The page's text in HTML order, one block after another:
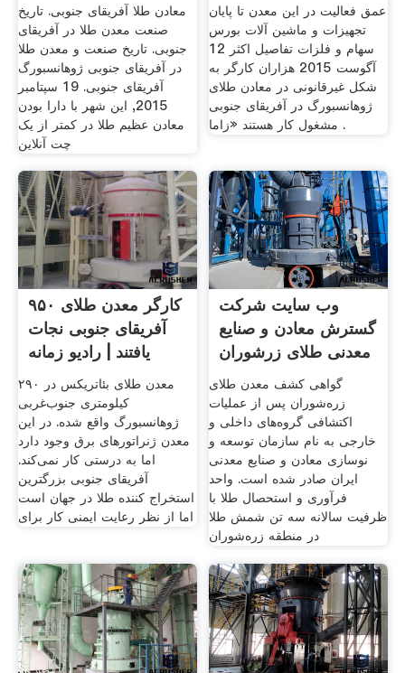
معادن طلا آفریقای جنوبی. تاریخ
صنعت معدن طلا در آفریقای
جنوبی. تاریخ صنعت و معدن طلا
در آفریقای جنوبی ژوهانسبورگ
آفریقای جنوبی. 19 سپتامبر
2015, این شهر با دارا بودن
معادن عظیم طلا در کمتر از یک
چت آنلاین
عمق فعاليت در اين معدن تا پايان
تجهيزات و ماشين آلات بورس
سهام و فلزات تفاصيل اكثر 12
آگوست 2015 هزاران کارگر به
شکل غیرقانونی در معادن طلای
ژوهانسبورگ در آفریقای جنوبی
مشغول کار هستند «زاما .
۹۵۰ کارگر معدن طلای
آفریقای جنوبی نجات
یافتند | رادیو زمانه
معدن طلای بئاتریکس در ۲۹۰
کیلومتری جنوب‌غربی
ژوهانسبورگ واقع شده. در این
معدن ژنراتورهای برق وجود دارد
اما به درستی کار نمی‌کند.
آفریقای جنوبی بزرگترین
استخراج کننده طلا در جهان است
اما از نظر رعایت ایمنی کار برای
وب سایت شرکت
گسترش معادن و صنایع
معدنی طلای زرشوران
گواهی کشف معدن طلای
زره‌شوران پس از عملیات
اکتشافی گروه‌های داخلی و
خارجی به نام سازمان توسعه و
نوسازی معادن و صنایع معدنی
ایران صادر شده است. واحد
فرآوری و استحصال طلا با
ظرفیت سالانه سه تن شمش طلا
در منطقه زره‌شوران